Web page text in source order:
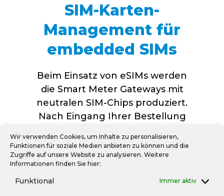
Wir verwenden Cookies, um Inhalte zu personalisieren,
Funktionen für soziale Medien anbieten zu können und die
Zugriffe auf unsere Website zu analysieren. Weitere
Informationen finden Sie hier:
Funktional Immer aktiv
SIM-Karten-
Management für
embedded SIMs
Beim Einsatz von eSIMs werden
die Smart Meter Gateways mit
neutralen SIM-Chips produziert.
Nach Eingang Ihrer Bestellung
gewählten Mobilfunkvertrag
konfiguriert. Die komplette